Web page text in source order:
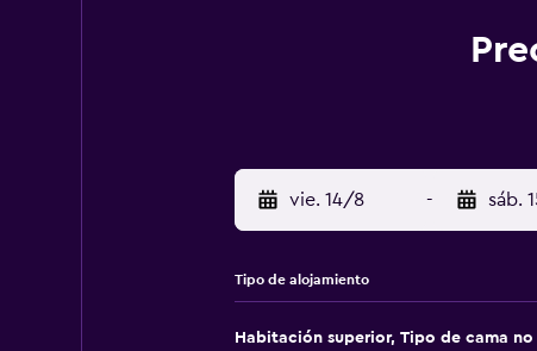
vie. 14/8 - sáb.
Tipo de alojamiento
Habitación superior, Tipo de cama